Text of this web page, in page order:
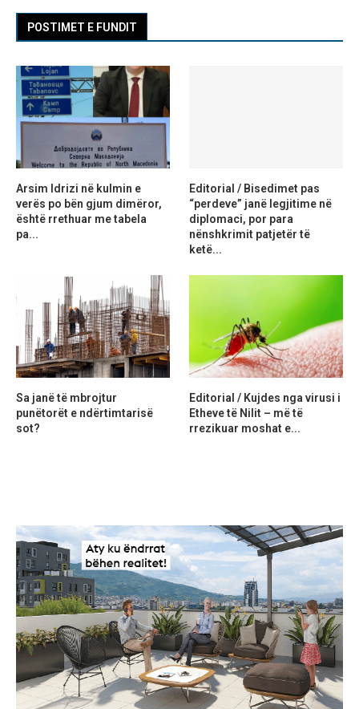
POSTIMET E FUNDIT
Arsim Idrizi në kulmin e
verës po bën gjum dimëror,
është rrethuar me tabela
pa...
Editorial / Bisedimet pas
“perdeve” janë legjitime në
diplomaci, por para
nënshkrimit patjetër të
ketë...
Sa janë të mbrojtur
punëtorët e ndërtimtarisë
sot?
Editorial / Kujdes nga virusi i
Etheve të Nilit – më të
rrezikuar moshat e...